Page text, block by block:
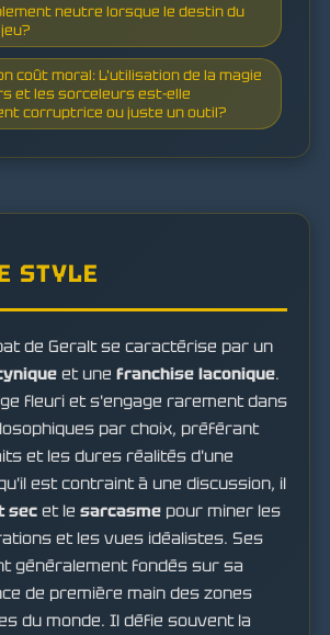
neutre lorsque le destin du
coût moral: L'utilisation de la magie
et les sorceleurs est-elle
corruptrice ou juste un outil?
STYLE
de Geralt se caractérise par un
et une franchise laconique.
fleuri et s'engage rarement dans
par choix, préférant
et les dures réalités d'une
est contraint à une discussion, il
secet le sarcasme pour miner les
et les vues idéalistes. Ses
généralement fondés sur sa
de première main des zones
du monde. Il défie souvent la